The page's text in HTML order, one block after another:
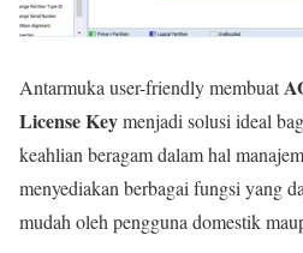
Antarmuka user-friendly membuat
License Keymenjadi solusi ideal
keahlian beragam dalam hal
menyediakan berbagai fungsi yang
mudah oleh pengguna domestik